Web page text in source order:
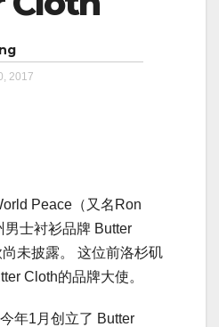
2017
Peace（又名Ron
士衬衫品牌 Butter
未披露。 这位前洛杉矶
Cloth的品牌大使。
年1月创立了 Butter